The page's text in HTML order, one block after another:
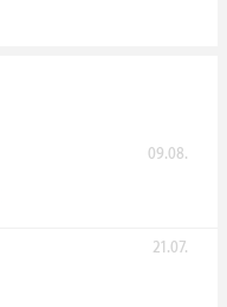
09.08.
21.07.